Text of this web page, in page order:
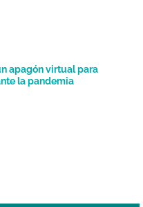
apagón virtual para
la pandemia